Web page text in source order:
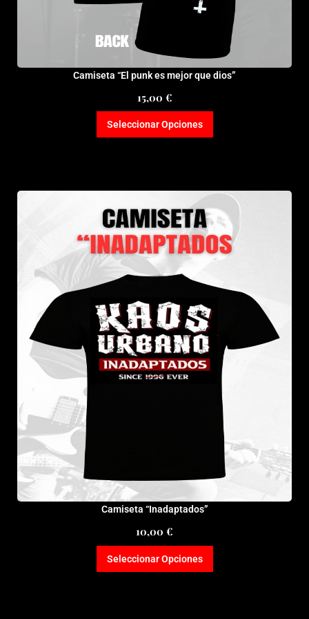
Camiseta “El punk es mejor que dios”
15,00 €
Seleccionar Opciones
Camiseta “Inadaptados”
10,00 €
Seleccionar Opciones
producto
tiene
múltiples
variantes.
opciones
pueden
elegir
en
la
página